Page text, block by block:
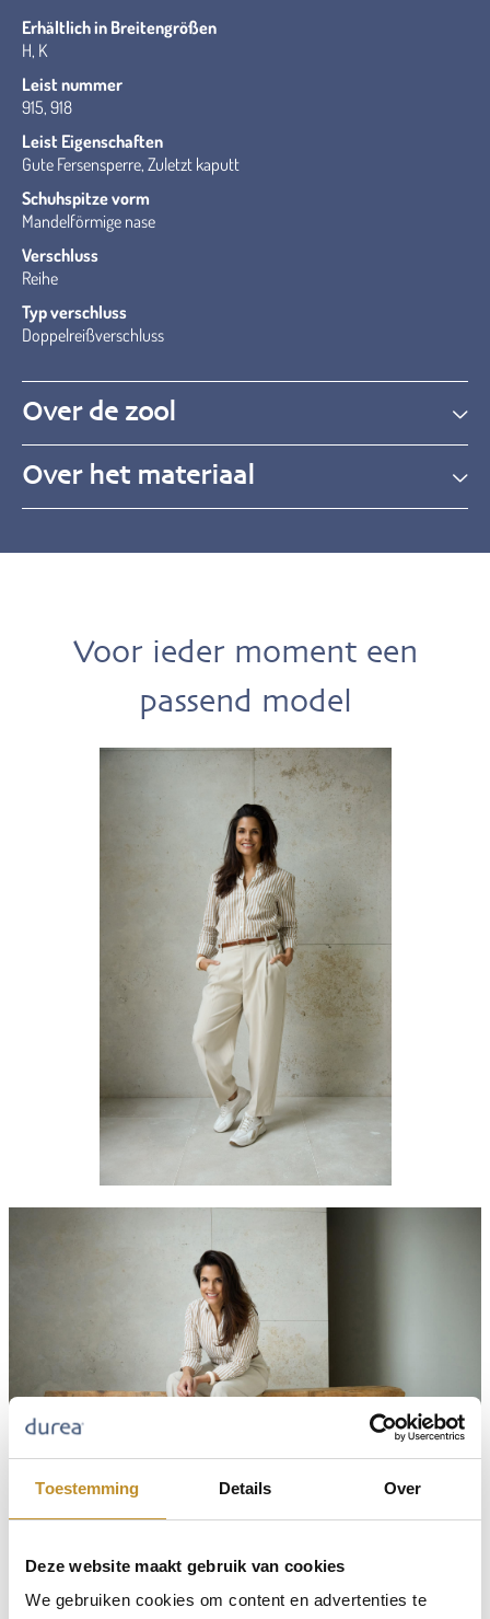
Toestemming Details Over
Deze website maakt gebruik van cookies
We gebruiken cookies om content en advertenties te
Erhältlich in Breitengrößen
H, K
Leist nummer
915, 918
Leist Eigenschaften
Gute Fersensperre, Zuletzt kaputt
Schuhspitze vorm
Mandelförmige nase
Verschluss
Reihe
Typ verschluss
Doppelreißverschluss
Over de zool
Over het materiaal
Voor ieder moment een
passend model